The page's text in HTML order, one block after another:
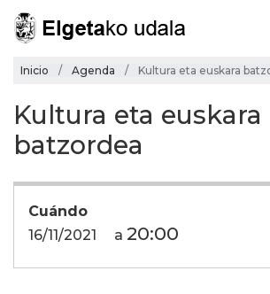
Inicio Agenda Kultura eta euskara
Kultura eta euskara
batzordea
Cuándo
16/11/2021
a 20:00